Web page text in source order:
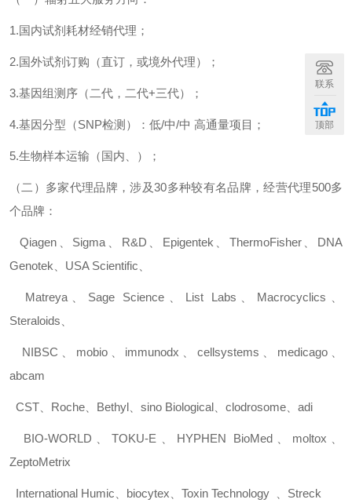
1.国内试剂耗材经销代理；
2.国外试剂订购（直订，或境外代理）；
3.基因组测序（二代，二代+三代）；
4.基因分型（SNP检测）：低/中/中 高通量项目；
5.生物样本运输（国内、）；
（二）多家代理品牌，涉及30多种较有名品牌，经营代理500多
个品牌：
Qiagen Sigma R&D Epigentek ThermoFisher、 DNA
Genotek
USA Scientific
Matreya、 Sage Science List Labs Macrocyclics
Steraloids
NIBSC mobio、 immunodx 、cellsystems medicago
abcam
CST Roche Bethyl sino Biological clodrosome adi
BIO-WORLD 、TOKU-E HYPHEN BioMed、 moltox
ZeptoMetrix
International Humic biocytex Toxin Technology Streck
联系
顶部